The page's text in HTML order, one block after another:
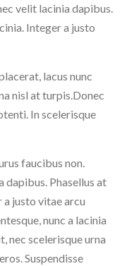
velit lacinia dapibus.
Integer a justo
lacus nunc
nisl at turpis.Donec
In scelerisque
faucibus non.
dapibus. Phasellus at
justo vitae arcu
nunc a lacinia
nec scelerisque urna
Suspendisse